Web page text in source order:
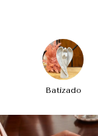
Batizado